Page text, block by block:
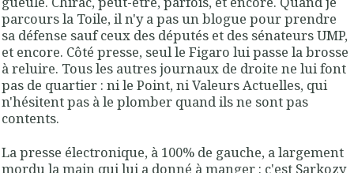
parcours la Toile, il n'y a pas un blogue pour prendre
sa défense sauf ceux des députés et des sénateurs UMP,
et encore. Côté presse, seul le Figaro lui passe la brosse
à reluire. Tous les autres journaux de droite ne lui font
pas de quartier : ni le Point, ni Valeurs Actuelles, qui
n'hésitent pas à le plomber quand ils ne sont pas
contents.
La presse électronique, à 100% de gauche, a largement
mordu la main qui lui a donné à manger : c'est Sarkozy